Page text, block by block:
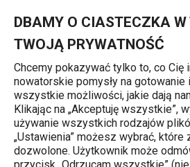
DBAMY O CIASTECZKA W
TWOJĄ PRYWATNOŚĆ
Chcemy pokazywać tylko to, co Cię
nowatorskie pomysły na gotowanie
wszystkie możliwości, jakie dają
Klikając na „Akceptuję wszystkie”,
używanie wszystkich rodzajów
„Ustawienia” możesz wybrać, które
dozwolone. Użytkownik może
Przechowywanie ubrań i pościeli
Pokrowiec na sukienkę
HOME 150 x 60 cm